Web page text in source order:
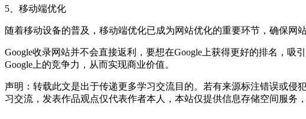
5、移动端优化
随着移动设备的普及，移动端优化已成为网站优化的重要环节，确保网
Google收录网站并不会直接返利，要想在Google上获得更好的排名，
Google上的竞争力，从而实现商业价值。
声明：转载此文是出于传递更多学习交流目的。若有来源标注错误或
习交流，发表作品观点仅代表作者本人，本站仅提供信息存储空间服务